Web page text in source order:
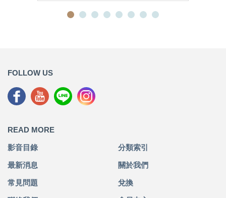
FOLLOW US
READ MORE
影音目錄 分類索引
最新消息 關於我們
常見問題 兌換